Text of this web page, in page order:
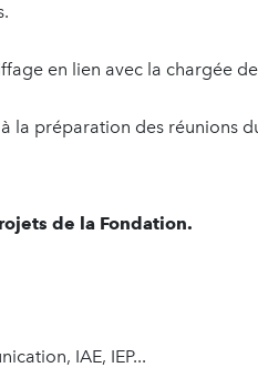
en lien avec la chargée
la préparation des réunions
de la Fondation.
IAE, IEP...